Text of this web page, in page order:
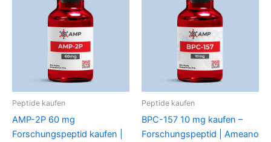
Peptide kaufen
AMP-2P 60 mg
Forschungspeptid kaufen |
Peptide kaufen
BPC-157 10 mg kaufen –
Forschungspeptid | Ameano